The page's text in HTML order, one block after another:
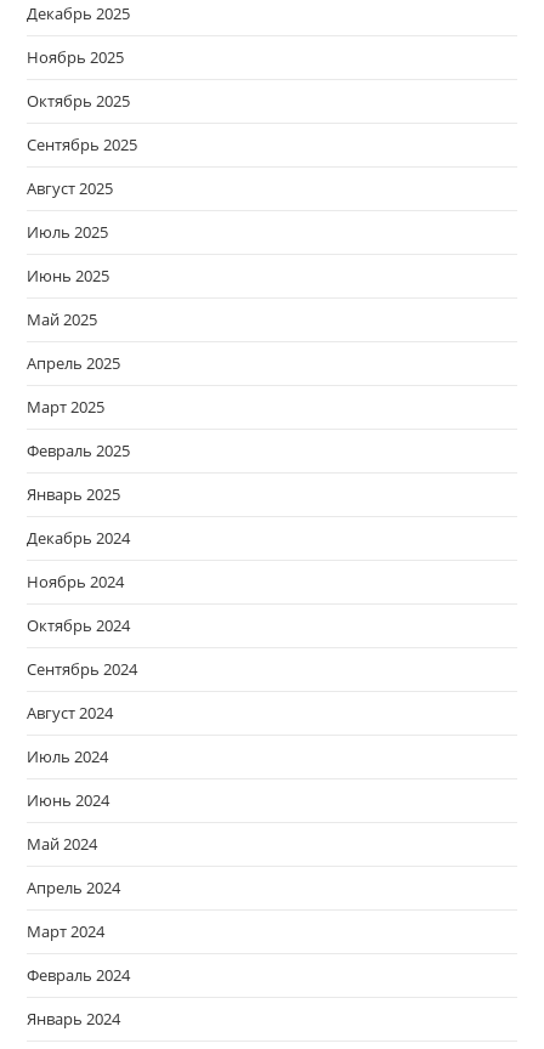
Декабрь 2025
Ноябрь 2025
Октябрь 2025
Сентябрь 2025
Август 2025
Июль 2025
Июнь 2025
Май 2025
Апрель 2025
Март 2025
Февраль 2025
Январь 2025
Декабрь 2024
Ноябрь 2024
Октябрь 2024
Сентябрь 2024
Август 2024
Июль 2024
Июнь 2024
Май 2024
Апрель 2024
Март 2024
Февраль 2024
Январь 2024